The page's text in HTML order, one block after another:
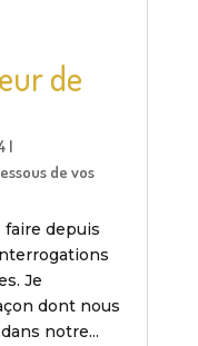
de
|
de vos
faire depuis
Je
dont nous
notre...